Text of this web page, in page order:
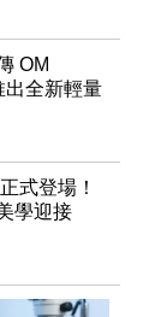
OM
出全新輕量
式登場！
學迎接